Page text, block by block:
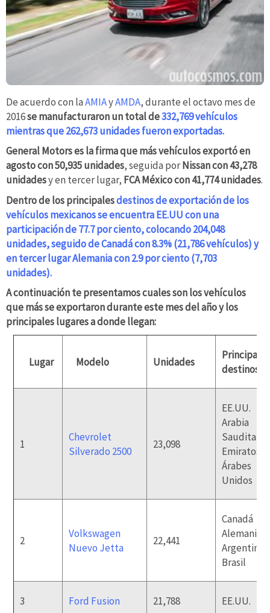
De acuerdo con laAMIAyAMDA, durante el octavo mes de
2016se manufacturaron un total de332,769 vehículos
mientras que 262,673 unidades fueron exportadas.
General Motors es la firma que más vehículos exportó en
agosto con 50,935 unidades, seguida porNissan con 43,278
unidadesy en tercer lugar, FCA México con 41,774 unidades.
Dentro de los principalesdestinos de exportación de los
vehículos mexicanos se encuentra EE.UU con una
participación de 77.7 por ciento, colocando 204,048
unidades, seguido de Canadá con 8.3% (21,786 vehículos) y
en tercer lugar Alemania con 2.9 por ciento (7,703
unidades).
A continuación te presentamos cuales son los vehículos
que más se exportaron durante este mes del año y los
principales lugares a donde llegan:
Lugar Modelo Unidades
Principales
destinos
1
Chevrolet
Silverado 2500
23,098
EE.UU.
Arabia
Saudita
Emiratos
Árabes
Unidos
2
Volkswagen
Nuevo Jetta
22,441
Canadá
Alemania
Argentina
Brasil
3 Ford Fusion 21,788 EE.UU.